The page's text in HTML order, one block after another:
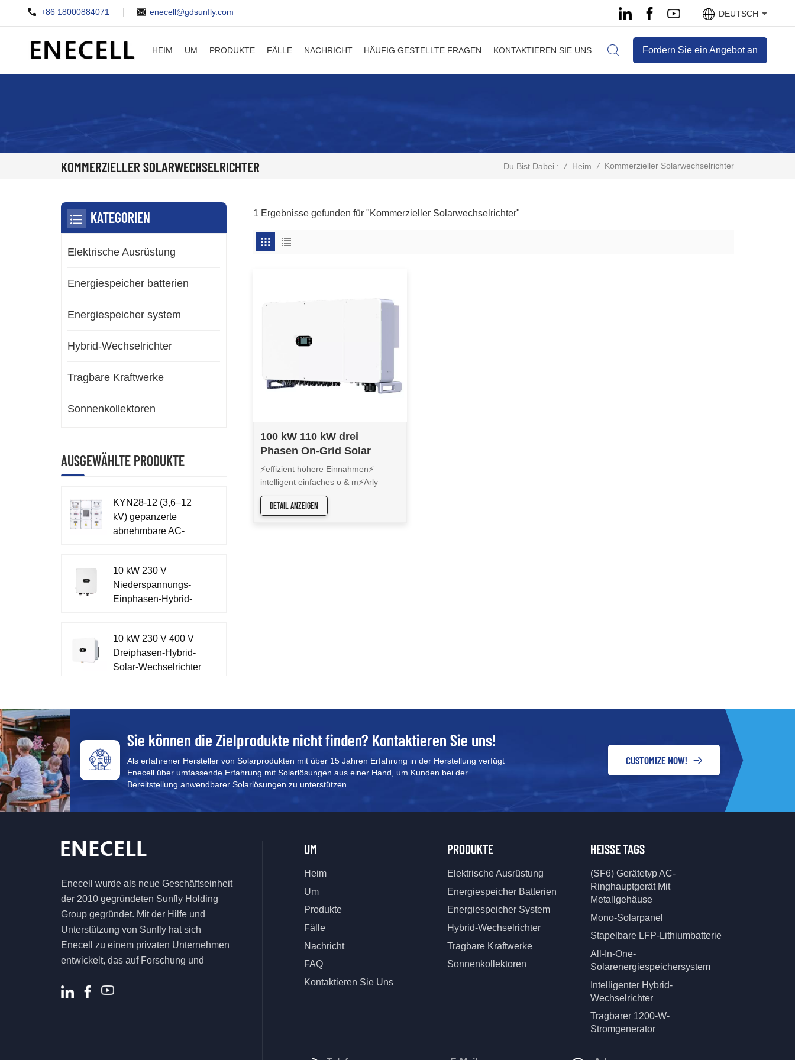
+86 18000884071 enecell@gdsunfly.com DEUTSCH
HEIM UM PRODUKTE FÄLLE NACHRICHT HÄUFIG GESTELLTE FRAGEN KONTAKTIEREN SIE UNS Fordern Sie ein Angebot an
KOMMERZIELLER SOLARWECHSELRICHTER Du Bist Dabei : / Heim / Kommerzieller Solarwechselrichter
1 Ergebnisse gefunden für "Kommerzieller Solarwechselrichter"
100 kW 110 kW drei
Phasen On-Grid Solar
Wechselrichter XG100-
110KTR
⚡effizient höhere Einnahmen⚡
intelligent einfaches o & m⚡Arly
Sorge Free
DETAIL ANZEIGEN
KATEGORIEN
Elektrische Ausrüstung
Energiespeicher batterien
Energiespeicher system
Hybrid-Wechselrichter
Tragbare Kraftwerke
Sonnenkollektoren
AUSGEWÄHLTE PRODUKTE
KYN28-12 (3,6–12
kV) gepanzerte
abnehmbare AC-
10 kW 230 V
Niederspannungs-
Einphasen-Hybrid-
10 kW 230 V 400 V
Dreiphasen-Hybrid-
Solar-Wechselrichter
51,2 V einphasiges
in-One-System XD3-
6KTL-AIO
CFE PVG3 Pro All-in-
One
5,5 kW 6,2 kW
hocheffizienter Solar-
Wechselrichter für
das
Heimenergiesystem
Sie können die Zielprodukte nicht finden? Kontaktieren Sie uns!
Als erfahrener Hersteller von Solarprodukten mit über 15 Jahren Erfahrung in der Herstellung verfügt
Enecell über umfassende Erfahrung mit Solarlösungen aus einer Hand, um Kunden bei der
Bereitstellung anwendbarer Solarlösungen zu unterstützen.
CUSTOMIZE NOW!
Enecell wurde als neue Geschäftseinheit
der 2010 gegründeten Sunfly Holding
Group gegründet. Mit der Hilfe und
Unterstützung von Sunfly hat sich
Enecell zu einem privaten Unternehmen
entwickelt, das auf Forschung und
Energiespeicherprodukten und -
UM
Heim
Um
Produkte
Fälle
Nachricht
FAQ
Kontaktieren Sie Uns
PRODUKTE
Elektrische Ausrüstung
Energiespeicher Batterien
Energiespeicher System
Hybrid-Wechselrichter
Tragbare Kraftwerke
Sonnenkollektoren
HEISSE TAGS
(SF6) Gerätetyp AC-
Ringhauptgerät Mit
Metallgehäuse
Mono-Solarpanel
Stapelbare LFP-Lithiumbatterie
All-In-One-
Solarenergiespeichersystem
Intelligenter Hybrid-
Wechselrichter
Tragbarer 1200-W-
Stromgenerator